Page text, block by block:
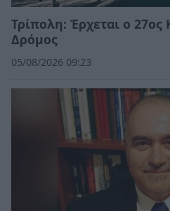
Τρίπολη: Έρχεται ο 27ος
Δρόμος
05/08/2026 09:23